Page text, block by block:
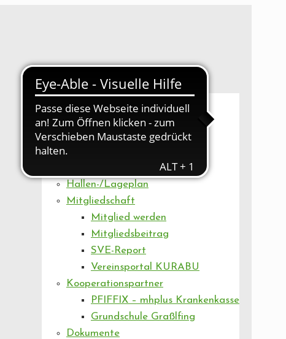
UNSER VEREIN
Artikel
Vorstand
Geschäftsstelle
Hallen-/Lageplan
Mitgliedschaft
Mitglied werden
Mitgliedsbeitrag
SVE-Report
Vereinsportal KURABU
Kooperationspartner
PFIFFIX – mhplus Krankenkasse
Grundschule Graßlfing
Dokumente